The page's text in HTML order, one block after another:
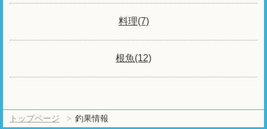
料理(7)
根魚(12)
トップページ 釣果情報